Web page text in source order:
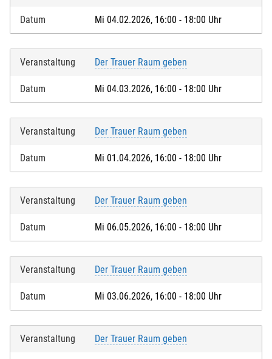
Datum Mi 04.02.2026, 16:00 - 18:00 Uhr
Veranstaltung Der Trauer Raum geben
Datum Mi 04.03.2026, 16:00 - 18:00 Uhr
Veranstaltung Der Trauer Raum geben
Datum Mi 01.04.2026, 16:00 - 18:00 Uhr
Veranstaltung Der Trauer Raum geben
Datum Mi 06.05.2026, 16:00 - 18:00 Uhr
Veranstaltung Der Trauer Raum geben
Datum Mi 03.06.2026, 16:00 - 18:00 Uhr
Veranstaltung Der Trauer Raum geben